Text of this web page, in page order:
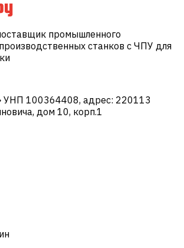
промышленного
станков с ЧПУ для
100364408, адрес: 220113
дом 10, корп.1